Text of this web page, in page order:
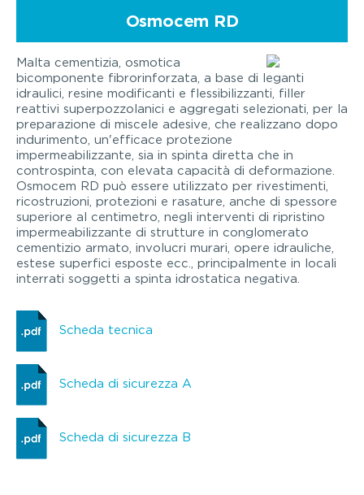
Osmocem RD
Malta cementizia, osmotica
bicomponente fibrorinforzata, a base di leganti
idraulici, resine modificanti e flessibilizzanti, filler
reattivi superpozzolanici e aggregati selezionati, per la
preparazione di miscele adesive, che realizzano dopo
indurimento, un'efficace protezione
impermeabilizzante, sia in spinta diretta che in
controspinta, con elevata capacità di deformazione.
Osmocem RD può essere utilizzato per rivestimenti,
ricostruzioni, protezioni e rasature, anche di spessore
superiore al centimetro, negli interventi di ripristino
impermeabilizzante di strutture in conglomerato
cementizio armato, involucri murari, opere idrauliche,
estese superfici esposte ecc., principalmente in locali
interrati soggetti a spinta idrostatica negativa.
Scheda tecnica
Scheda di sicurezza A
Scheda di sicurezza B